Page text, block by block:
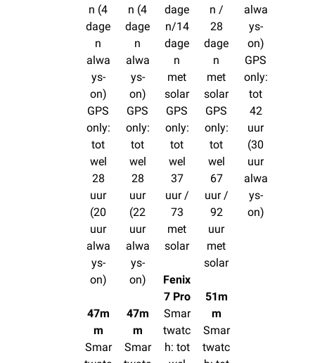
n (4
dage
n
alwa
ys-
on)
GPS
only:
tot
wel
28
uur
(20
uur
alwa
ys-
on)
47m
m
Smar
n (4
dage
n
alwa
ys-
on)
GPS
only:
tot
wel
28
uur
(22
uur
alwa
ys-
on)
47m
m
Smar
dage
n/14
dage
n
met
solar
GPS
only:
tot
wel
37
uur /
73
met
solar
Fenix
7 Pro
Smar
twatc
h: tot
n /
28
dage
n
met
solar
GPS
only:
tot
wel
67
uur /
92
uur
met
solar
51m
m
Smar
twatc
alwa
ys-
on)
GPS
only:
tot
42
uur
(30
uur
alwa
ys-
on)